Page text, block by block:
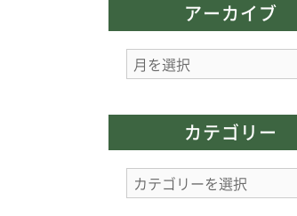
アーカイブ
ア
ー
カ
カテゴリー
カ
テ